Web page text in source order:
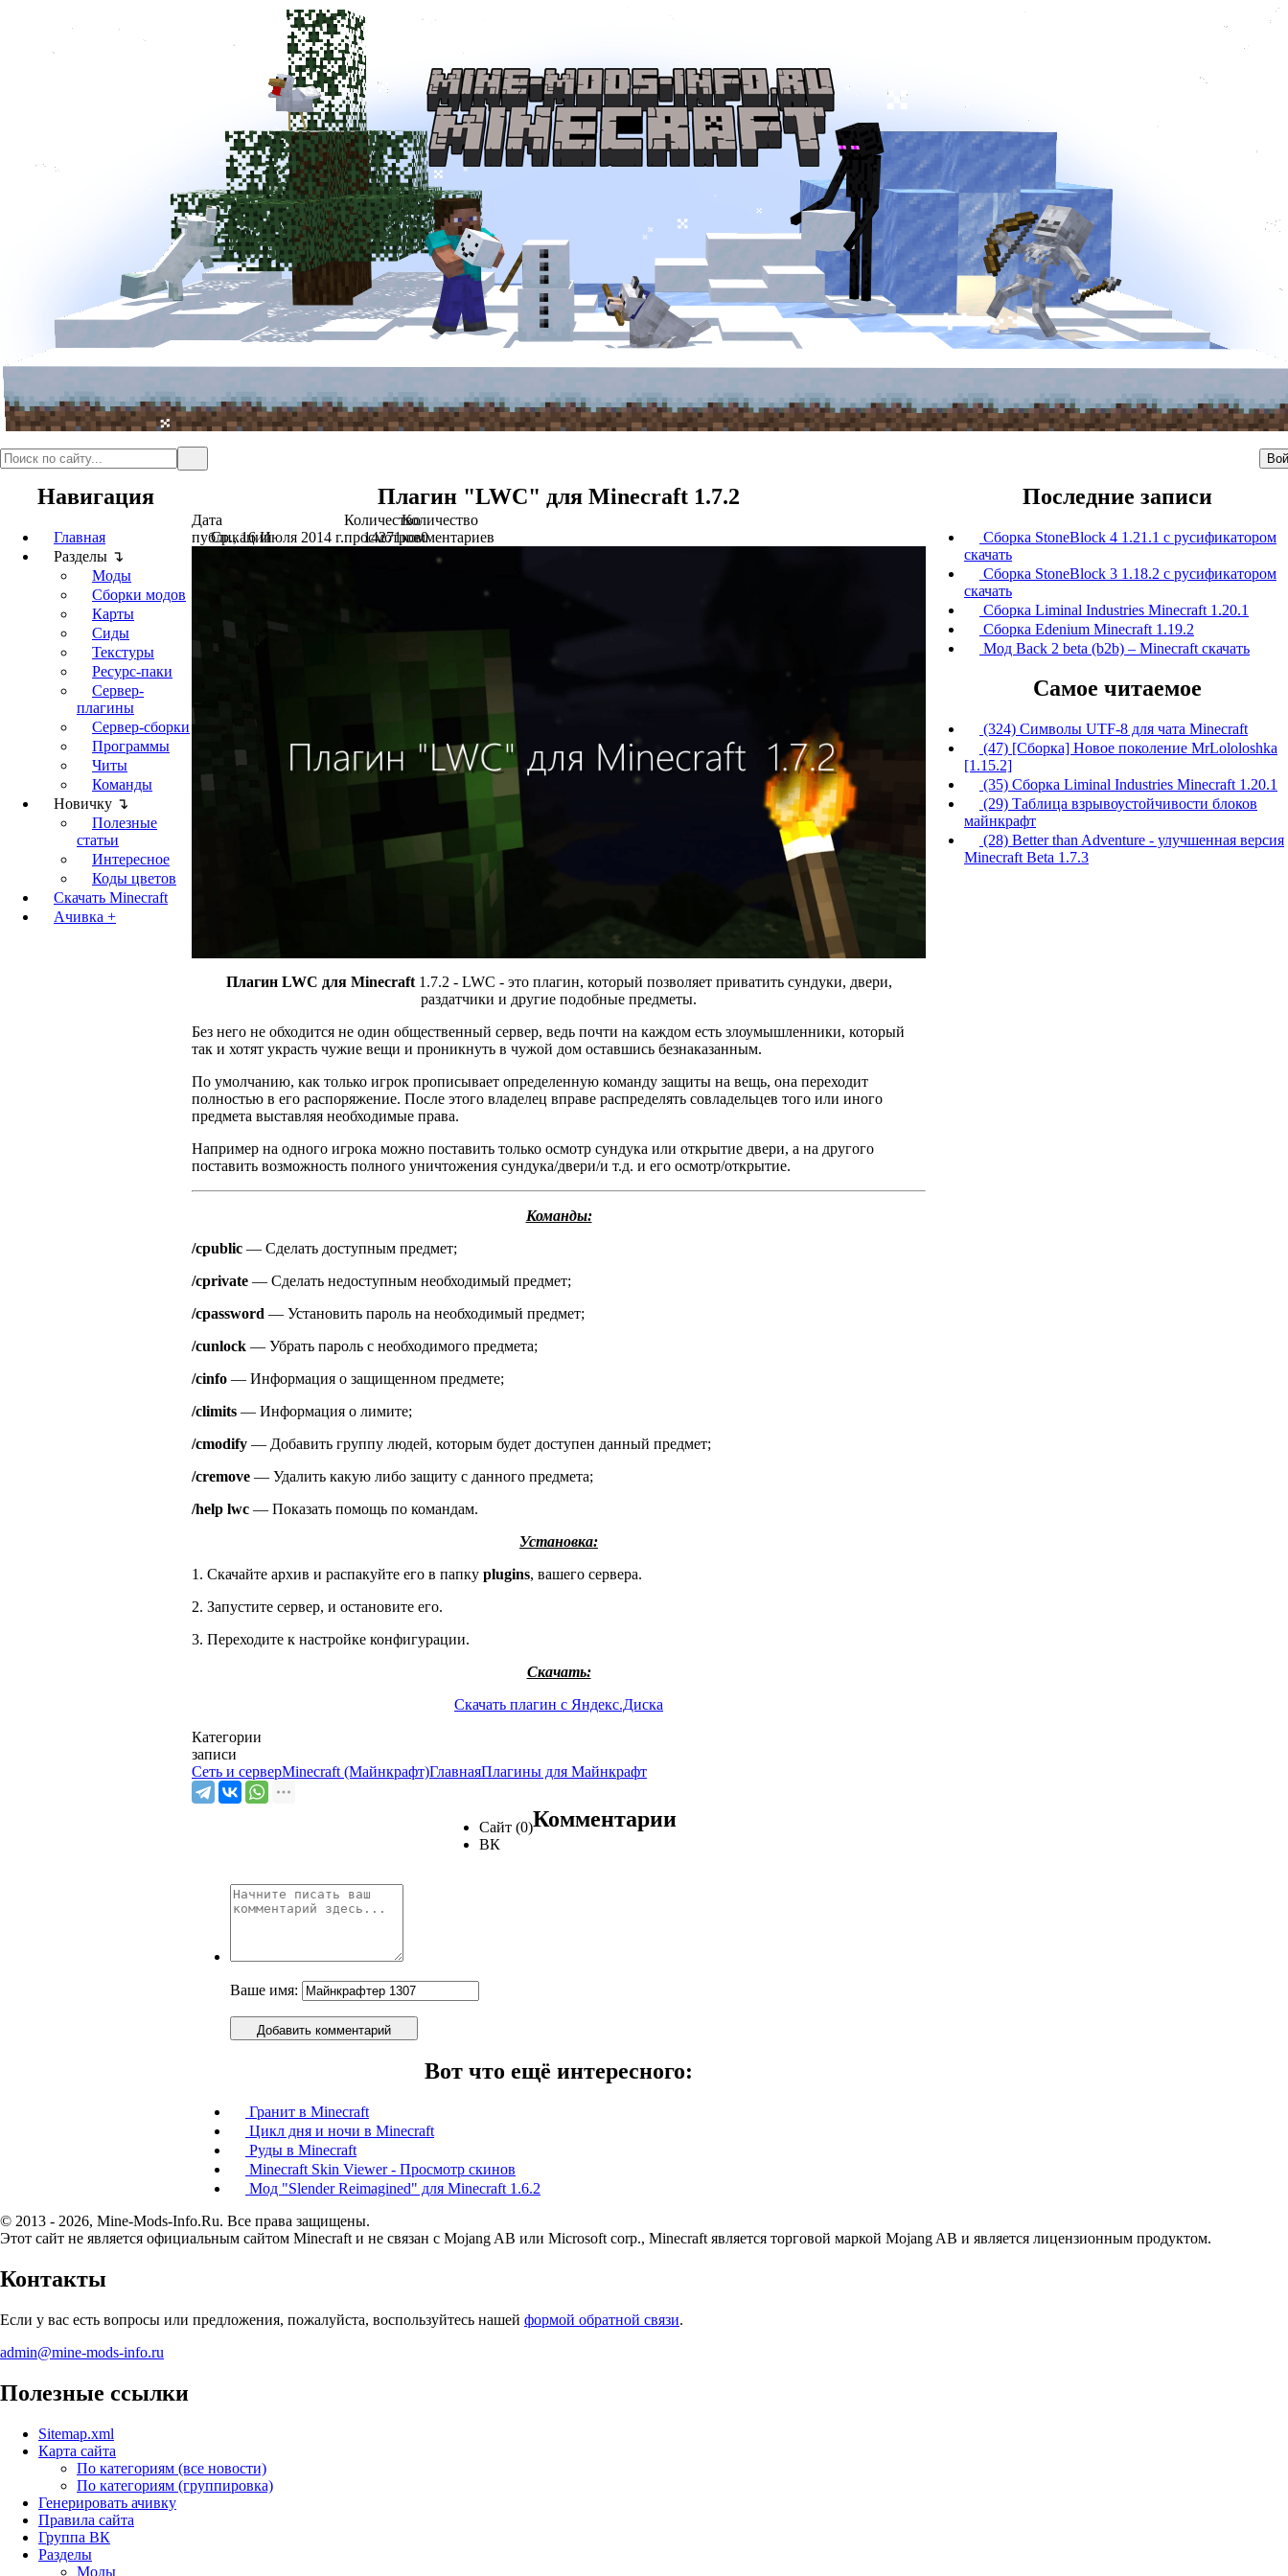
Навигация
Главная
Разделы ↴
Моды
Сборки модов
Карты
Сиды
Текстуры
Ресурс-паки
Сервер-
плагины
Сервер-сборки
Программы
Читы
Команды
Новичку ↴
Полезные
статьи
Интересное
Коды цветов
Скачать Minecraft
Ачивка +
Плагин "LWC" для Minecraft 1.7.2
Дата
публикации
Ср., 16 Июля 2014 г.
Количество
просмотров
14271
Количество
комментариев
0
Плагин LWC для Minecraft1.7.2 - LWC - это плагин, который позволяет приватить сундуки, двери,
раздатчики и другие подобные предметы.
Без него не обходится не один общественный сервер, ведь почти на каждом есть злоумышленники, который
так и хотят украсть чужие вещи и проникнуть в чужой дом оставшись безнаказанным.
По умолчанию, как только игрок прописывает определенную команду защиты на вещь, она переходит
полностью в его распоряжение. После этого владелец вправе распределять совладельцев того или иного
предмета выставляя необходимые права.
Например на одного игрока можно поставить только осмотр сундука или открытие двери, а на другого
поставить возможность полного уничтожения сундука/двери/и т.д. и его осмотр/открытие.
Команды:
/cpublic — Сделать доступным предмет;
/cprivate — Сделать недоступным необходимый предмет;
/cpassword — Установить пароль на необходимый предмет;
/cunlock — Убрать пароль с необходимого предмета;
/cinfo — Информация о защищенном предмете;
/climits — Информация о лимите;
/cmodify — Добавить группу людей, которым будет доступен данный предмет;
/cremove — Удалить какую либо защиту с данного предмета;
/help lwc — Показать помощь по командам.
Установка:
1. Скачайте архив и распакуйте его в папку plugins, вашего сервера.
2. Запустите сервер, и остановите его.
3. Переходите к настройке конфигурации.
Скачать:
Скачать плагин с Яндекс.Диска
Категории
записи
Сеть и серверMinecraft (Майнкрафт)ГлавнаяПлагины для Майнкрафт
Сайт (0)
ВК
Комментарии
Ваше имя:
Добавить комментарий
Вот что ещё интересного:
Гранит в Minecraft
Цикл дня и ночи в Minecraft
Руды в Minecraft
Minecraft Skin Viewer - Просмотр скинов
Мод "Slender Reimagined" для Minecraft 1.6.2
Последние записи
Сборка StoneBlock 4 1.21.1 с русификатором
скачать
Сборка StoneBlock 3 1.18.2 с русификатором
скачать
Сборка Liminal Industries Minecraft 1.20.1
Сборка Edenium Minecraft 1.19.2
Мод Back 2 beta (b2b) – Minecraft скачать
Самое читаемое
(324) Символы UTF-8 для чата Minecraft
(47) [Сборка] Новое поколение MrLololoshka
[1.15.2]
(35) Сборка Liminal Industries Minecraft 1.20.1
(29) Таблица взрывоустойчивости блоков
майнкрафт
(28) Better than Adventure - улучшенная версия
Minecraft Beta 1.7.3
© 2013 - 2026, Mine-Mods-Info.Ru. Все права защищены.
Этот сайт не является официальным сайтом Minecraft и не связан с Mojang AB или Microsoft corp., Minecraft является торговой маркой Mojang AB и является лицензионным продуктом.
Контакты
Если у вас есть вопросы или предложения, пожалуйста, воспользуйтесь нашей формой обратной связи.
admin@mine-mods-info.ru
Полезные ссылки
Sitemap.xml
Карта сайта
По категориям (все новости)
По категориям (группировка)
Генерировать ачивку
Правила сайта
Группа ВК
Разделы
Моды